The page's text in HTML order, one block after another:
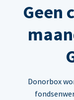
Geen
Donorbox